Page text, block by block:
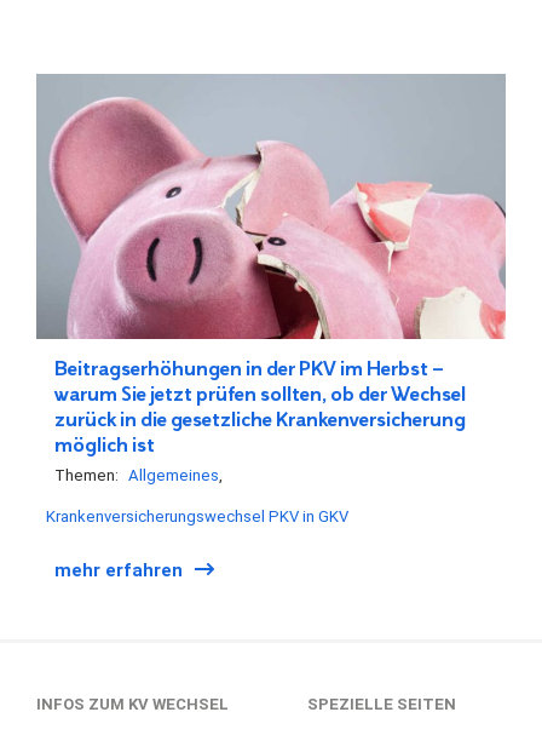
Beitragserhöhungen in der PKV im Herbst –
warum Sie jetzt prüfen sollten, ob der Wechsel
zurück in die gesetzliche Krankenversicherung
möglich ist
Themen: Allgemeines
Krankenversicherungswechsel PKV in GKV
mehr erfahren
INFOS ZUM KV WECHSEL SPEZIELLE SEITEN